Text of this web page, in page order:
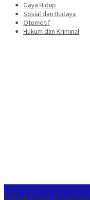
Gaya Hidup
Sosial dan Budaya
Otomotif
Hukum dan Kriminal
Mengenal Strawberry